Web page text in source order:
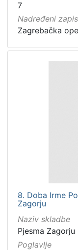
7
Nadređeni zapis
Zagrebačka
8. Doba Irme
Zagorju
Naziv skladbe
Pjesma Zagorju
Poglavlje